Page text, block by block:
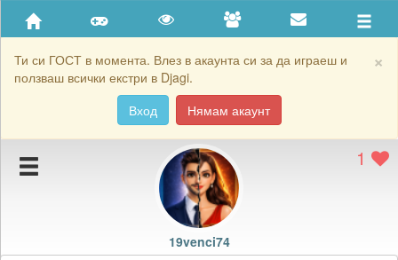
×
Ти си ГОСТ в момента. Влез в акаунта си за да играеш и
ползваш всички екстри в Djagi.
Вход
Нямам акаунт
Приятели
Хронология на игри
Подаръците на 19venci74
Картичките на 19venci74
1
19venci74